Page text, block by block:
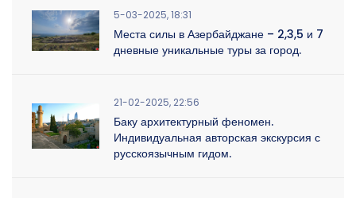
5-03-2025, 18:31
Места силы в Азербайджане – 2,3,5 и 7
дневные уникальные туры за город.
21-02-2025, 22:56
Баку архитектурный феномен.
Индивидуальная авторская экскурсия с
русскоязычным гидом.